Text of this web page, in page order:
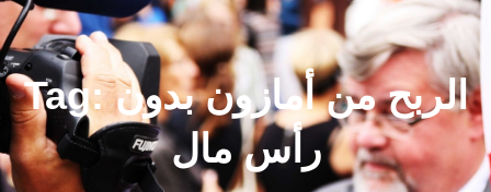
Tag:الربح من أمازون بدون
رأس مال